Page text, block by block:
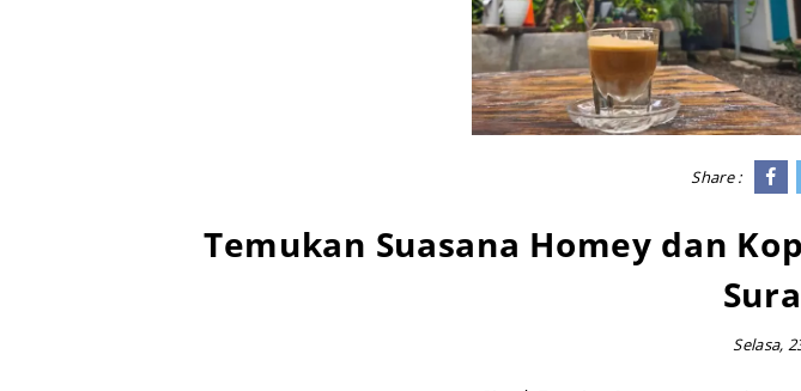
Share :
Temukan Suasana Homey dan
Selasa,